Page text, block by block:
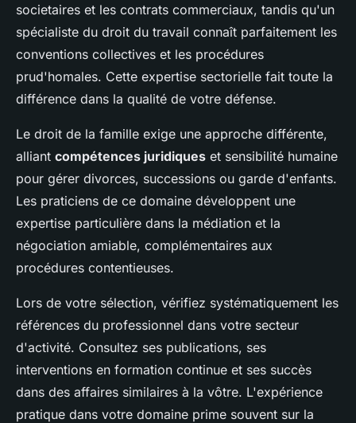
societaires et les contrats commerciaux, tandis qu'un
spécialiste du droit du travail connaît parfaitement les
conventions collectives et les procédures
prud'homales. Cette expertise sectorielle fait toute la
différence dans la qualité de votre défense.
Le droit de la famille exige une approche différente,
alliant compétences juridiques et sensibilité humaine
pour gérer divorces, successions ou garde d'enfants.
Les praticiens de ce domaine développent une
expertise particulière dans la médiation et la
négociation amiable, complémentaires aux
procédures contentieuses.
Lors de votre sélection, vérifiez systématiquement les
références du professionnel dans votre secteur
d'activité. Consultez ses publications, ses
interventions en formation continue et ses succès
dans des affaires similaires à la vôtre. L'expérience
pratique dans votre domaine prime souvent sur la